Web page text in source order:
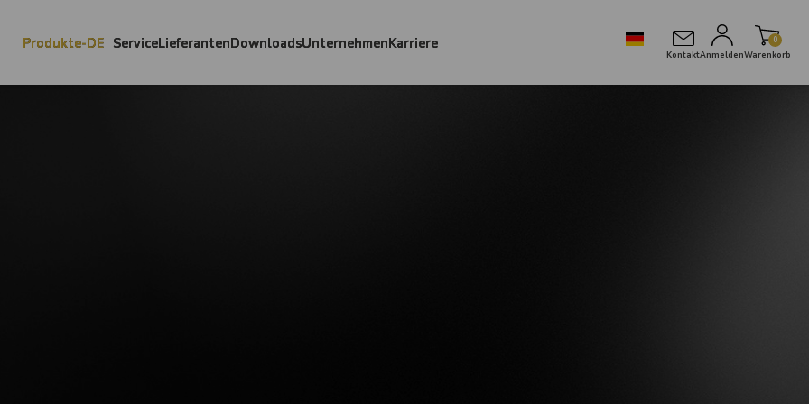
Produkte-DE ServiceLieferantenDownloadsUnternehmenKarriere
KontaktAnmelden
0
Warenkorb